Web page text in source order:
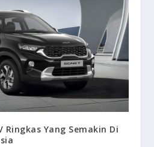
Ringkas Yang Semakin Di